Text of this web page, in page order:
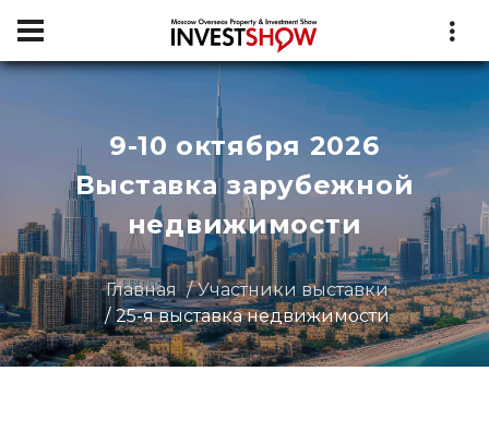
9-10 октября 2026
Выставка зарубежной
недвижимости
Главная
Участники выставки
25-я выставка недвижимости